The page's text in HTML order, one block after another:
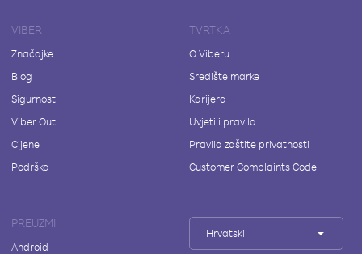
VIBER
Značajke
Blog
Sigurnost
Viber Out
Cijene
Podrška
TVRTKA
O Viberu
Središte marke
Karijera
Uvjeti i pravila
Pravila zaštite privatnosti
Customer Complaints Code
PREUZMI
Android
Hrvatski